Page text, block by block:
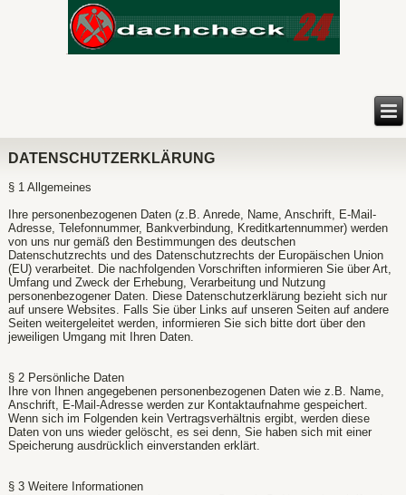
DATENSCHUTZERKLÄRUNG
§ 1 Allgemeines
Ihre personenbezogenen Daten (z.B. Anrede, Name, Anschrift, E-Mail-
Adresse, Telefonnummer, Bankverbindung, Kreditkartennummer) werden
von uns nur gemäß den Bestimmungen des deutschen
Datenschutzrechts und des Datenschutzrechts der Europäischen Union
(EU) verarbeitet. Die nachfolgenden Vorschriften informieren Sie über Art,
Umfang und Zweck der Erhebung, Verarbeitung und Nutzung
personenbezogener Daten. Diese Datenschutzerklärung bezieht sich nur
auf unsere Websites. Falls Sie über Links auf unseren Seiten auf andere
Seiten weitergeleitet werden, informieren Sie sich bitte dort über den
jeweiligen Umgang mit Ihren Daten.
§ 2 Persönliche Daten
Ihre von Ihnen angegebenen personenbezogenen Daten wie z.B. Name,
Anschrift, E-Mail-Adresse werden zur Kontaktaufnahme gespeichert.
Wenn sich im Folgenden kein Vertragsverhältnis ergibt, werden diese
Daten von uns wieder gelöscht, es sei denn, Sie haben sich mit einer
Speicherung ausdrücklich einverstanden erklärt.
§ 3 Weitere Informationen